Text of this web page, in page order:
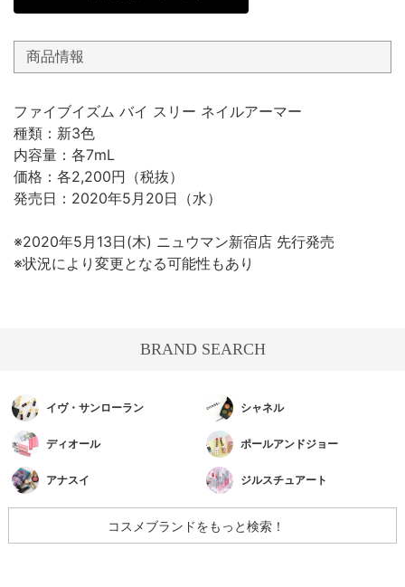
商品情報
ファイブイズム バイ スリー ネイルアーマー
種類：新3色
内容量：各7mL
価格：各2,200円（税抜）
発売日：2020年5月20日（水）
※2020年5月13日(木) ニュウマン新宿店 先行発売
※状況により変更となる可能性もあり
BRAND SEARCH
イヴ・サンローラン シャネル
ディオール ポールアンドジョー
アナスイ ジルスチュアート
コスメブランドをもっと検索！